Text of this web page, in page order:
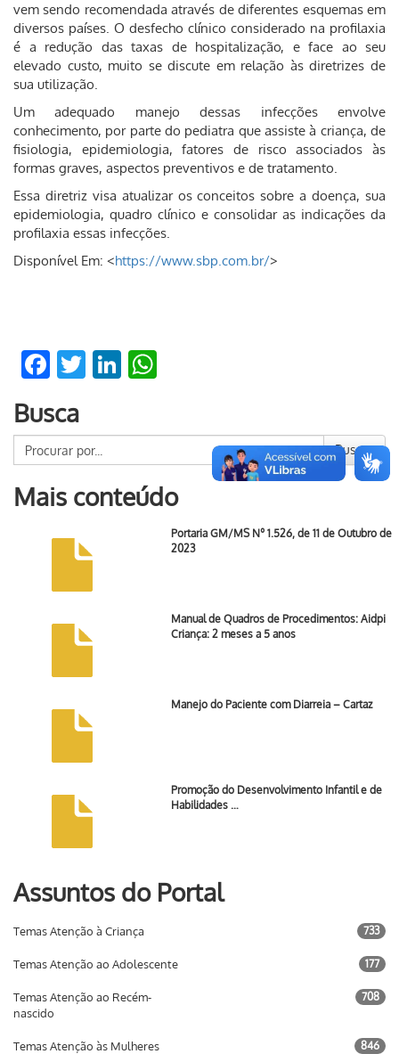
vem sendo recomendada através de diferentes esquemas em
diversos países. O desfecho clínico considerado na profilaxia
é a redução das taxas de hospitalização, e face ao seu
elevado custo, muito se discute em relação às diretrizes de
sua utilização.
Um adequado manejo dessas infecções envolve
conhecimento, por parte do pediatra que assiste à criança, de
fisiologia, epidemiologia, fatores de risco associados às
formas graves, aspectos preventivos e de tratamento.
Essa diretriz visa atualizar os conceitos sobre a doença, sua
epidemiologia, quadro clínico e consolidar as indicações da
profilaxia essas infecções.
Disponível Em: <https://www.sbp.com.br/>
Facebook
TwitterLinkedIn
Busca
Buscar
Mais conteúdo
Portaria GM/MS Nº 1.526, de 11 de Outubro de
2023
Manual de Quadros de Procedimentos: Aidpi
Criança: 2 meses a 5 anos
Manejo do Paciente com Diarreia – Cartaz
Promoção do Desenvolvimento Infantil e de
Habilidades …
Assuntos do Portal
Temas Atenção à Criança 733
Temas Atenção ao Adolescente 177
Temas Atenção ao Recém-
nascido
708
Temas Atenção às Mulheres 846